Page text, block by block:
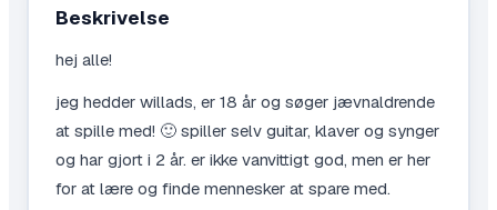
Beskrivelse
hej alle!
jeg hedder willads, er 18 år og søger jævnaldrende
at spille med! 🙂 spiller selv guitar, klaver og synger
og har gjort i 2 år. er ikke vanvittigt god, men er her
for at lære og finde mennesker at spare med.